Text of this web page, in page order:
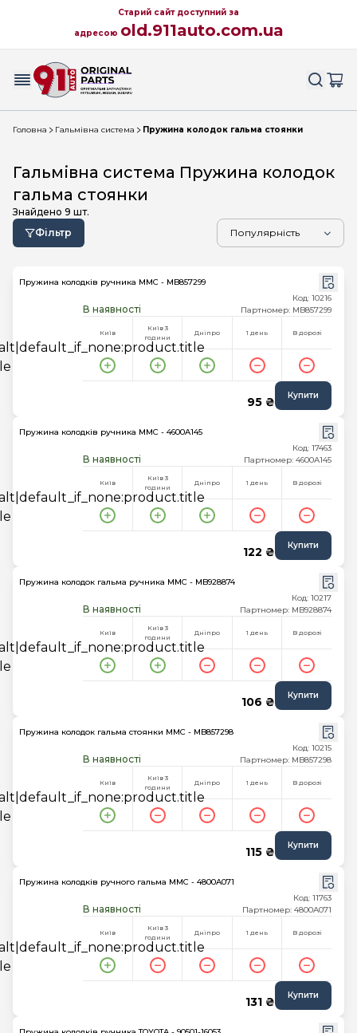
Старий сайт доступний за
адресою old.911auto.com.ua
Головна Гальмівна система Пружина колодок гальма стоянки
Гальмівна система Пружина колодок
гальма стоянки
Знайдено 9 шт.
Фільтр
Пружина колодків ручника MMC - MB857299
В наявності
Код: 10216
Партномер: MB857299
Київ
Київ 3
години
Дніпро 1 день В дорозі
95 ₴ Купити
Пружина колодків ручника MMC - 4600A145
В наявності
Код: 17463
Партномер: 4600A145
Київ
Київ 3
години
Дніпро 1 день В дорозі
122 ₴ Купити
Пружина колодок гальма ручника MMC - MB928874
В наявності
Код: 10217
Партномер: MB928874
Київ
Київ 3
години
Дніпро 1 день В дорозі
106 ₴ Купити
Пружина колодок гальма стоянки MMC - MB857298
В наявності
Код: 10215
Партномер: MB857298
Київ
Київ 3
години
Дніпро 1 день В дорозі
115 ₴ Купити
Пружина колодків ручного гальма MMC - 4800A071
В наявності
Код: 11763
Партномер: 4800A071
Київ
Київ 3
години
Дніпро 1 день В дорозі
131 ₴ Купити